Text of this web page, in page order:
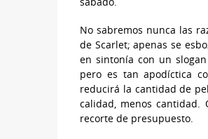
No sabremos nunca las
de Scarlet; apenas se
en sintonía con un
pero es tan apodíctica
reducirá la cantidad de
calidad, menos
recorte de presupuesto.